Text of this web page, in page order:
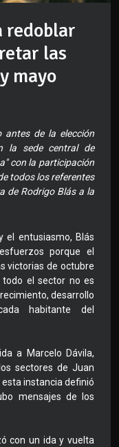
redoblar
las
mayo
antes de la elección
la sede central de
con la participación
todos los referentes
de Rodrigo Blás a la
el entusiasmo, Blás
porque el
victorias de octubre
el sector no es
desarrollo
habitante del
a Marcelo Dávila,
sectores de Juan
instancia definió
mensajes de los
con un ida y vuelta